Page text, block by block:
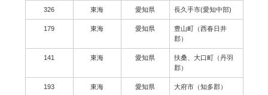
326 東海 愛知県 長久手市(愛知中部)
179 東海 愛知県
豊山町（西春日井
郡）
141 東海 愛知県
扶桑、大口町（丹羽
郡）
193 東海 愛知県 大府市（知多郡）